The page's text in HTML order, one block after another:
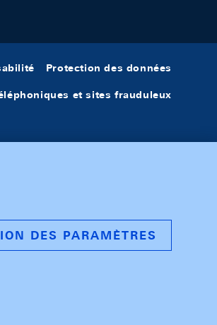
Protection des données
et sites frauduleux
DES PARAMÈTRES